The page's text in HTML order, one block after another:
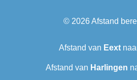
© 2026Afstand
Afstand van Eext
Afstand van Harlingen